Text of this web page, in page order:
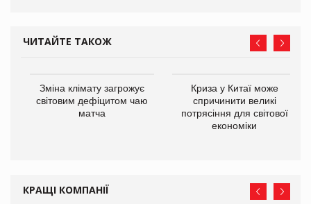
ЧИТАЙТЕ ТАКОЖ
Зміна клімату загрожує
світовим дефіцитом чаю
матча
Криза у Китаї може
спричинити великі
потрясіння для світової
економіки
КРАЩІ КОМПАНІЇ